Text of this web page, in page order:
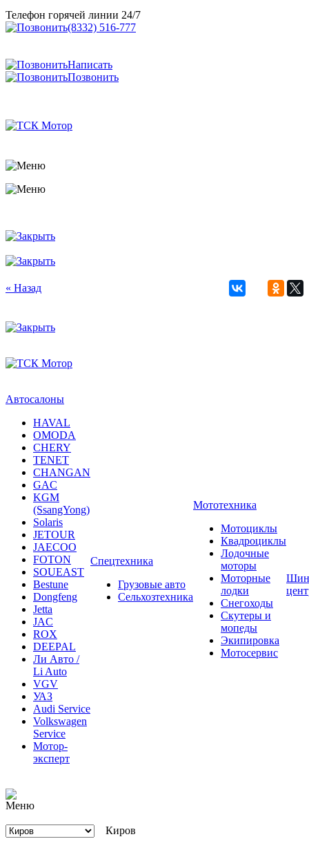
Телефон горячей линии 24/7
(8332) 516-777
Написать
Позвонить
« Назад
Автосалоны
HAVAL
OMODA
CHERY
TENET
CHANGAN
GAC
KGM
(SsangYong)
Solaris
JETOUR
JAECOO
FOTON
SOUEAST
Bestune
Dongfeng
Jetta
JAC
ROX
DEEPAL
Ли Авто /
Li Auto
VGV
УАЗ
Audi Service
Volkswagen
Service
Мотор-
эксперт
Спецтехника
Грузовые авто
Сельхозтехника
Мототехника
Мотоциклы
Квадроциклы
Лодочные
моторы
Моторные
лодки
Снегоходы
Скутеры и
мопеды
Экипировка
Мотосервис
Киров